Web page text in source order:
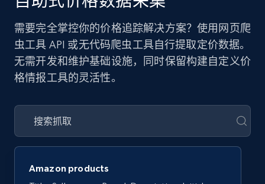
需要完全掌控你的价格追踪解决方案？使用网页爬
虫工具 API 或无代码爬虫工具自行提取定价数据。
无需开发和维护基础设施，同时保留构建自定义价
格情报工具的灵活性。
Amazon products